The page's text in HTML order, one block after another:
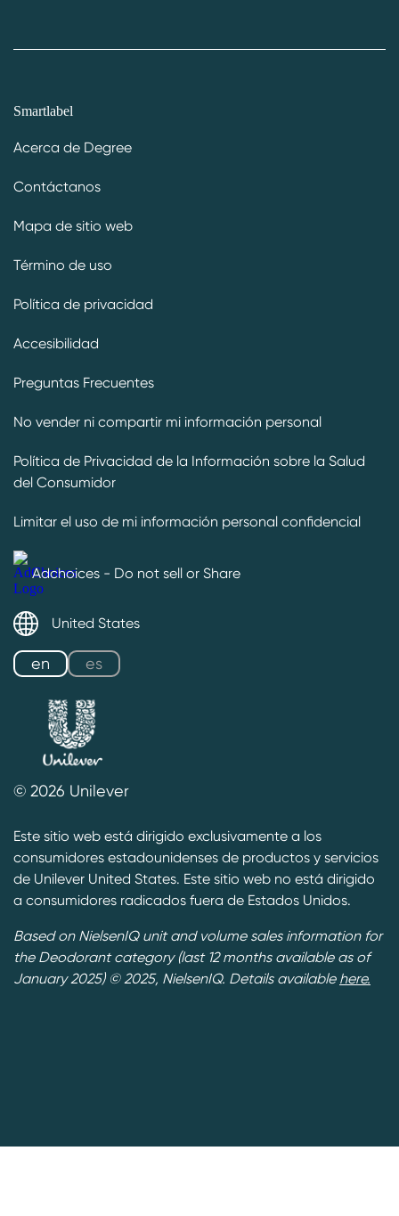
Smartlabel
Acerca de Degree
Contáctanos
Mapa de sitio web
Término de uso
Política de privacidad
Accesibilidad
Preguntas Frecuentes
No vender ni compartir mi información personal
Política de Privacidad de la Información sobre la Salud
del Consumidor
Limitar el uso de mi información personal confidencial
Adchoices - Do not sell or Share
United States
en es
© 2026 Unilever
Este sitio web está dirigido exclusivamente a los
consumidores estadounidenses de productos y servicios
de Unilever United States. Este sitio web no está dirigido
a consumidores radicados fuera de Estados Unidos.
Based on NielsenIQ unit and volume sales information for
the Deodorant category (last 12 months available as of
January 2025) © 2025, NielsenIQ. Details available here.